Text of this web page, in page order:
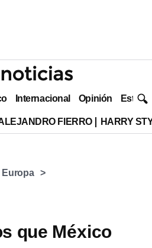
Internacional Opinión Estilo
FIERRO HARRY
Europa
que México